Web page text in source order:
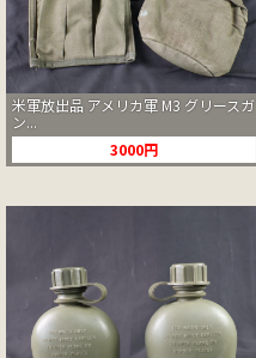
米軍放出品 アメリカ軍 M3 グリースガ
ン...
3000円